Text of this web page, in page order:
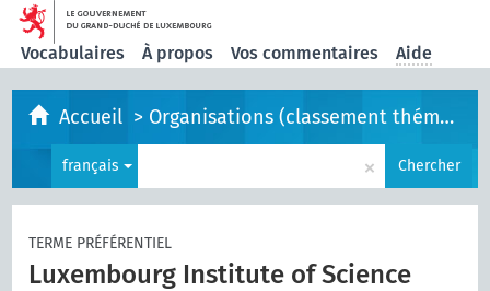
Vocabulaires À propos Vos commentaires Aide
Accueil > Organisations (classement thématique)
français × Chercher
TERME PRÉFÉRENTIEL
Luxembourg Institute of Science